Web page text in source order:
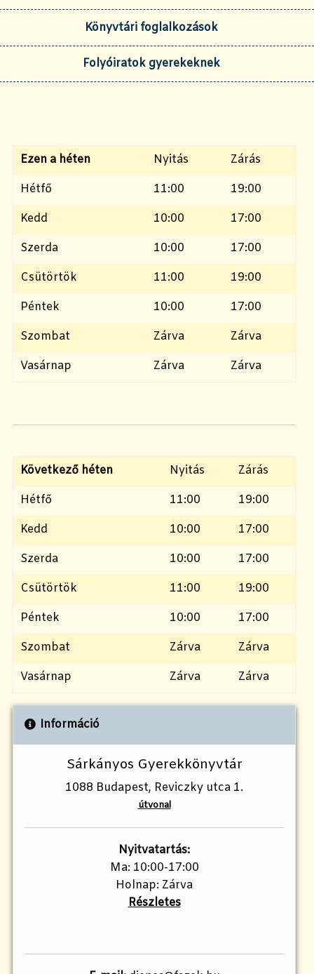
Könyvtári foglalkozások
Folyóiratok gyerekeknek
Ezen a héten Nyitás
Zárás
Hétfő
11:00
19:00
Kedd
10:00
17:00
Szerda
10:00
17:00
Csütörtök
11:00
19:00
Péntek
10:00
17:00
Szombat
Zárva
Zárva
Vasárnap
Zárva Zárva
Következő héten Nyitás
Zárás
Hétfő
11:00
19:00
Kedd
10:00
17:00
Szerda
10:00
17:00
Csütörtök
11:00
19:00
Péntek
10:00
17:00
Szombat
Zárva
Zárva
Vasárnap
Zárva Zárva
Információ
Sárkányos Gyerekkönyvtár
1088 Budapest, Reviczky utca 1.
útvonal
Nyitvatartás:
Ma: 10:00-17:00
Holnap: Zárva
Részletes